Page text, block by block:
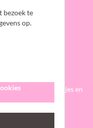
cadeautjes en
bezoek te
op.